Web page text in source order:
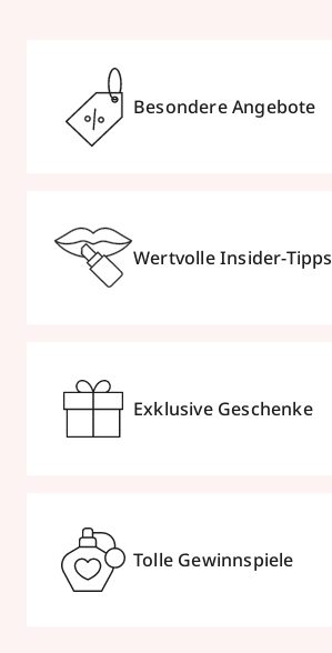
Besondere Angebote
Wertvolle Insider-Tipps
Exklusive Geschenke
Tolle Gewinnspiele